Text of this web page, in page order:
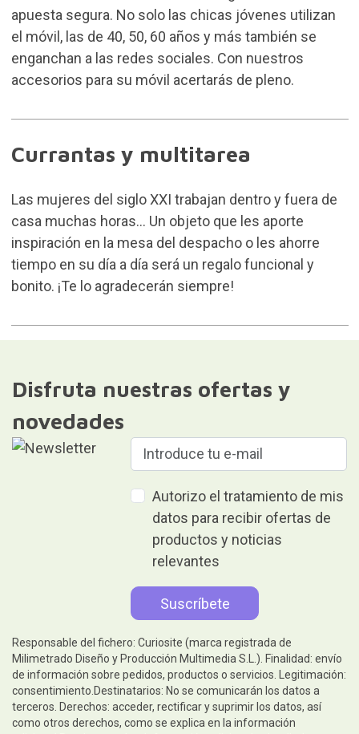
apuesta segura. No solo las chicas jóvenes utilizan
el móvil, las de 40, 50, 60 años y más también se
enganchan a las redes sociales. Con nuestros
accesorios para su móvil acertarás de pleno.
Currantas y multitarea
Las mujeres del siglo XXI trabajan dentro y fuera de
casa muchas horas... Un objeto que les aporte
inspiración en la mesa del despacho o les ahorre
tiempo en su día a día será un regalo funcional y
bonito. ¡Te lo agradecerán siempre!
Disfruta nuestras ofertas y
novedades
Autorizo el tratamiento de mis
datos para recibir ofertas de
productos y noticias
relevantes
Responsable del fichero: Curiosite (marca registrada de
Milimetrado Diseño y Producción Multimedia S.L.). Finalidad: envío
de información sobre pedidos, productos o servicios. Legitimación:
consentimiento.Destinatarios: No se comunicarán los datos a
terceros. Derechos: acceder, rectificar y suprimir los datos, así
como otros derechos, como se explica en la información